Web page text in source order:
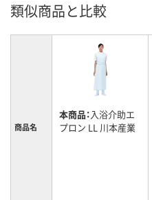
類似商品と比較
商品名
本商品：入浴介助エ
プロン LL 川本産業